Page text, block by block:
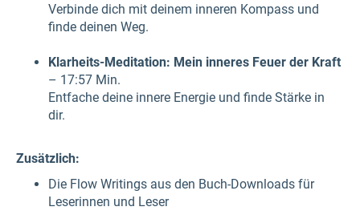
Verbinde dich mit deinem inneren Kompass und
finde deinen Weg.
Klarheits-Meditation: Mein inneres Feuer der Kraft
– 17:57 Min.
Entfache deine innere Energie und finde Stärke in
dir.
Zusätzlich:
Die Flow Writings aus den Buch-Downloads für
Leserinnen und Leser